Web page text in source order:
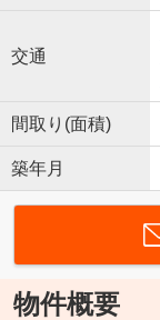
交通
間取り(面積)
築年月
物件概要